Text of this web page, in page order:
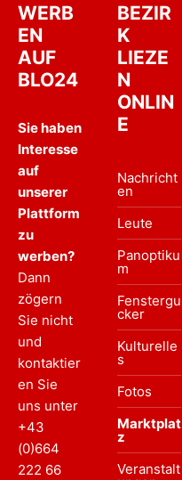
WERB
EN
AUF
BLO24
Sie haben
Interesse
auf
unserer
Plattform
zu
werben?
Dann
zögern
Sie nicht
und
kontaktier
en Sie
uns unter
+43
(0)664
222 66
BEZIR
K
LIEZE
N
ONLIN
E
Nachricht
en
Leute
Panoptiku
m
Fenstergu
cker
Kulturelle
s
Fotos
Marktplat
z
Veranstalt